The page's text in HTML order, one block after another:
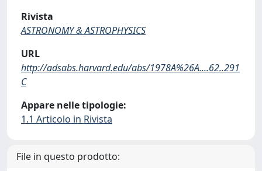
Rivista
ASTRONOMY & ASTROPHYSICS
URL
http://adsabs.harvard.edu/abs/1978A%26A....62..291
C
Appare nelle tipologie:
1.1 Articolo in Rivista
File in questo prodotto: